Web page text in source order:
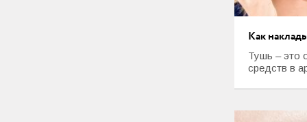
Как
Тушь – это
средств в